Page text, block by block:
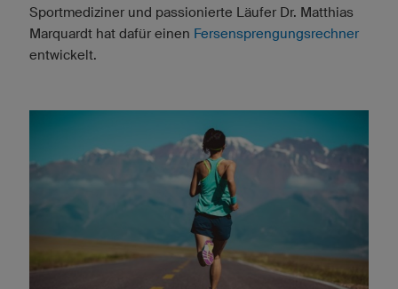
Sportmediziner und passionierte Läufer Dr. Matthias
Marquardt hat dafür einen Fersensprengungsrechner
entwickelt.